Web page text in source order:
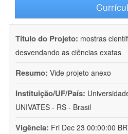
Título do Projeto: mostras
desvendando as ciências exatas
Resumo: Vide projeto anexo
Instituição/UF/País:
UNIVATES - RS - Brasil
Vigência: Fri Dec 23 00:00:00